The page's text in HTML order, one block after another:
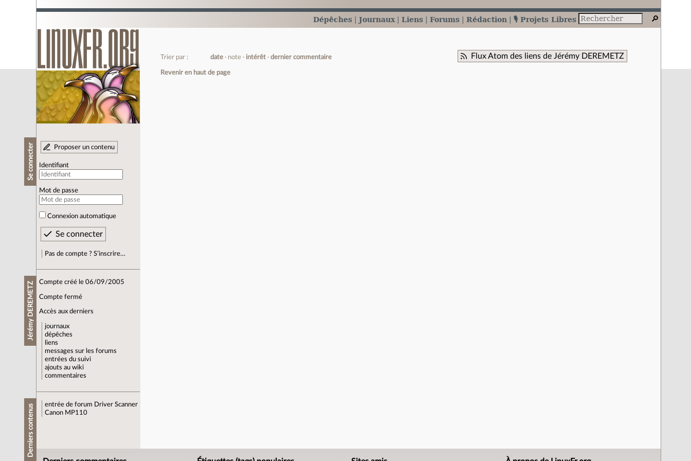
Dépêches Journaux Liens Forums Rédaction 🎙️ Projets Libres
Se connecter Proposer un contenu
Identifiant
Mot de passe
Connexion automatique
Pas de compte ? S’inscrire…
Jérémy DEREMETZ Compte créé le 06/09/2005
Compte fermé
Accès aux derniers
journaux
dépêches
liens
messages sur les forums
entrées du suivi
ajouts au wiki
commentaires
Derniers contenus entrée de forum Driver Scanner
Canon MP110
Flux Atom des liens de Jérémy DEREMETZ
Trier par : date note intérêt dernier commentaire
Revenir en haut de page